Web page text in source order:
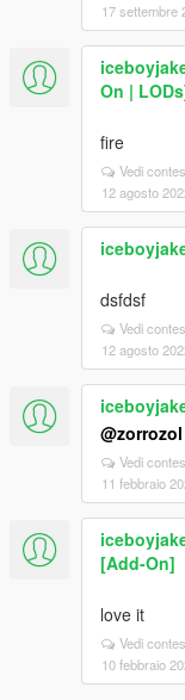
17 settembre
On |
fire
Vedi
12 agosto
dsfdsf
Vedi
12 agosto
@zorrozol
Vedi
11 febbraio
[Add-On]
love it
Vedi
10 febbraio